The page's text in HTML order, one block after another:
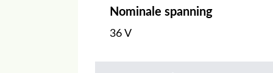
Nominale spanning
36 V